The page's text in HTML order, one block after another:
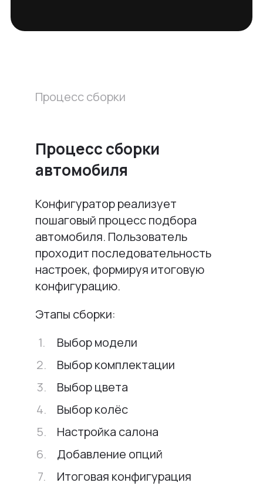
Процесс сборки
Процесс сборки
автомобиля
Конфигуратор реализует
пошаговый процесс подбора
автомобиля. Пользователь
проходит последовательность
настроек, формируя итоговую
конфигурацию.
Этапы сборки:
Выбор модели
Выбор комплектации
Выбор цвета
Выбор колёс
Настройка салона
Добавление опций
Итоговая конфигурация